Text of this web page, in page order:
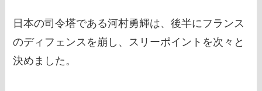
日本の司令塔である河村勇輝は、後半にフランス
のディフェンスを崩し、スリーポイントを次々と
決めました。